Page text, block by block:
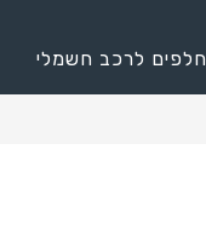
חלפים לרכב חשמלי